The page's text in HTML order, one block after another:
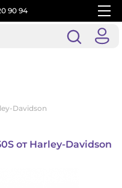
90 94
Davidson
от Harley-Davidson